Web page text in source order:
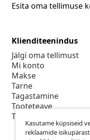
Esita oma tellimuse
Klienditeenindus
Jälgi oma tellimust
Mi konto
Makse
Tarne
Tagastamine
Tooteteave
Tellimus
Kasutame küpsiseid
reklaamide